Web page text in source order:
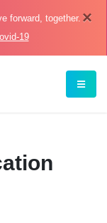
×
forward, together.
19